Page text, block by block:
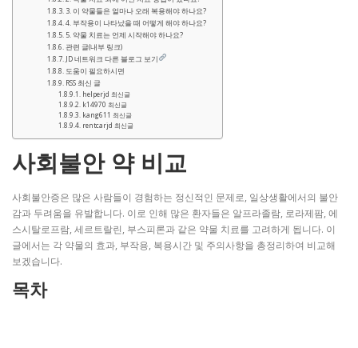
3. 이 약물들은 얼마나 오래 복용해야 하나요?
4. 부작용이 나타났을 때 어떻게 해야 하나요?
5. 약물 치료는 언제 시작해야 하나요?
관련 글(내부 링크)
JD 네트워크 다른 블로그 보기
도움이 필요하시면
RSS 최신 글
helperjd 최신글
k14970 최신글
kang611 최신글
rentcarjd 최신글
사회불안 약 비교
사회불안증은 많은 사람들이 경험하는 정신적인 문제로, 일상생활에서의 불안
감과 두려움을 유발합니다. 이로 인해 많은 환자들은 알프라졸람, 로라제팜, 에
스시탈로프람, 세르트랄린, 부스피론과 같은 약물 치료를 고려하게 됩니다. 이
글에서는 각 약물의 효과, 부작용, 복용시간 및 주의사항을 총정리하여 비교해
보겠습니다.
목차